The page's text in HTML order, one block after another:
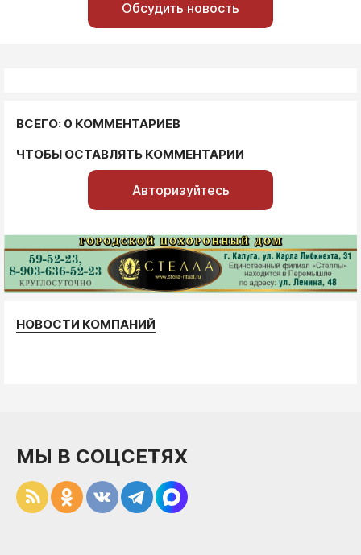
Обсудить новость
ВСЕГО: 0 КОММЕНТАРИЕВ
ЧТОБЫ ОСТАВЛЯТЬ КОММЕНТАРИИ
Авторизуйтесь
НОВОСТИ КОМПАНИЙ
МЫ В СОЦСЕТЯХ